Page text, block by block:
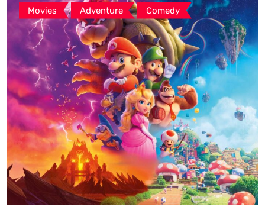
Movies , Adventure , Comedy